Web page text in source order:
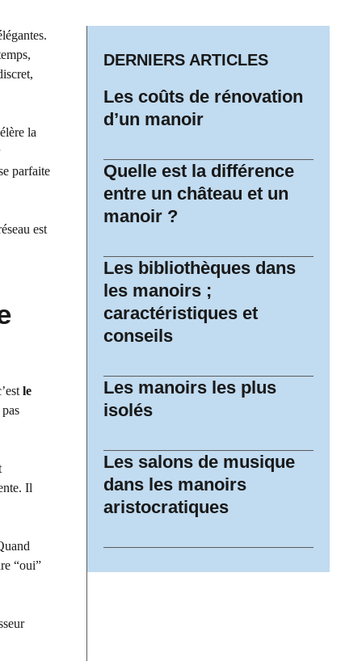
la
parfaite
est
le
Il
“oui”
DERNIERS ARTICLES
Les coûts de rénovation
d’un manoir
Quelle est la différence
entre un château et un
manoir ?
Les bibliothèques dans
les manoirs ;
caractéristiques et
conseils
Les manoirs les plus
isolés
Les salons de musique
dans les manoirs
aristocratiques